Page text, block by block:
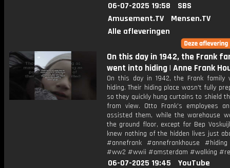
06-07-2025 19:58
SBS
Amusement.TV
Mensen.TV
Alle afleveringen
On this day in 1942, the Frank
went into hiding | Anne Frank
On this day in 1942, the Frank family
hiding. Their hiding place wasn't fully
so they quickly hung curtains to shield
from view. Otto Frank’s employees
assisted them, while the warehouse
the ground floor, except for Bep
knew nothing of the hidden lives just
#annefrank #annefrankhouse
#ww2 #wwii #amsterdam #walking
06-07-2025 19:45
YouTube